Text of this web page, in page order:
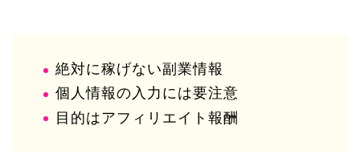
絶対に稼げない副業情報
個人情報の入力には要注意
目的はアフィリエイト報酬